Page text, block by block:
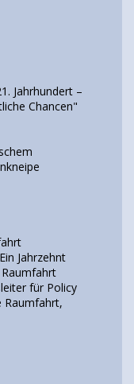
Jahrhundert –
Chancen"
Jahrzehnt
für Policy
Raumfahrt,